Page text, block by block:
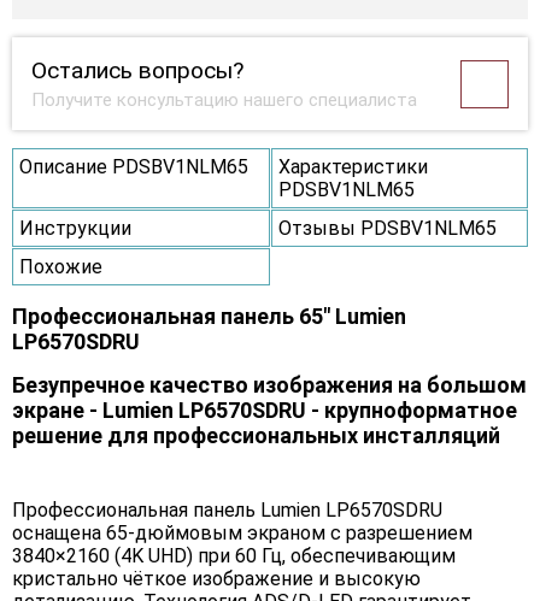
Остались вопросы?
Получите консультацию нашего специалиста
Описание PDSBV1NLM65
Характеристики
PDSBV1NLM65
Инструкции
Отзывы PDSBV1NLM65
Похожие
Профессиональная панель 65" Lumien
LP6570SDRU
Безупречное качество изображения на большом
экране - Lumien LP6570SDRU - крупноформатное
решение для профессиональных инсталляций
Профессиональная панель Lumien LP6570SDRU
оснащена 65-дюймовым экраном с разрешением
3840×2160 (4K UHD) при 60 Гц, обеспечивающим
кристально чёткое изображение и высокую